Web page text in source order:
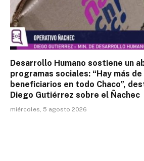
Desarrollo Humano sostiene un
programas sociales: “Hay más de
beneficiarios en todo Chaco”,
Diego Gutiérrez sobre el Ñachec
miércoles, 5 agosto 2026